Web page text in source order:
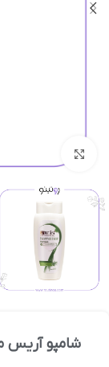
شامپو آریس